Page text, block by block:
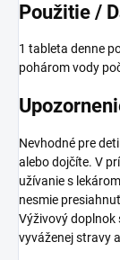
Použitie /
1 tableta denne
pohárom vody
Nevhodné pre
alebo dojčíte. V
užívanie s
nesmie
Výživový doplnok
vyváženej stravy